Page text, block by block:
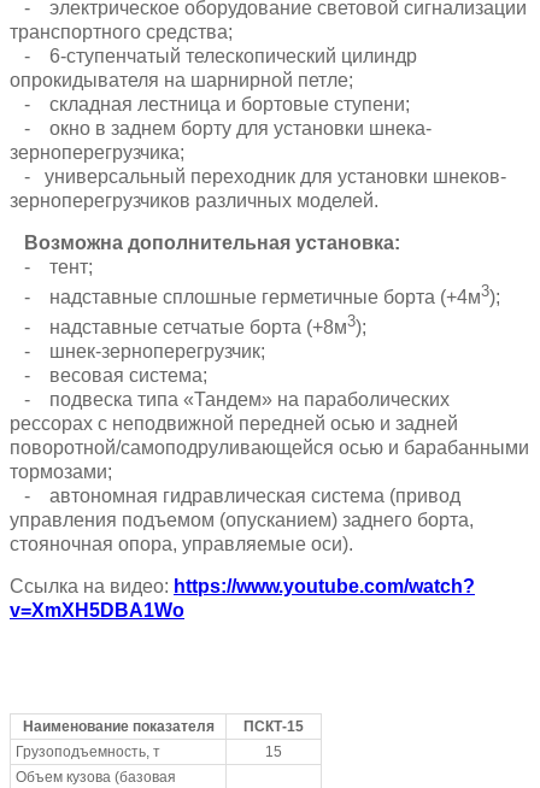
- электрическое оборудование световой сигнализации
транспортного средства;
- 6-ступенчатый телескопический цилиндр
опрокидывателя на шарнирной петле;
- складная лестница и бортовые ступени;
- окно в заднем борту для установки шнека-
зерноперегрузчика;
- универсальный переходник для установки шнеков-
зерноперегрузчиков различных моделей.
Возможна дополнительная установка:
- тент;
- надставные сплошные герметичные борта (+4м3);
- надставные сетчатые борта (+8м3);
- шнек-зерноперегрузчик;
- весовая система;
- подвеска типа «Тандем» на параболических
рессорах с неподвижной передней осью и задней
поворотной/самоподруливающейся осью и барабанными
тормозами;
- автономная гидравлическая система (привод
управления подъемом (опусканием) заднего борта,
стояночная опора, управляемые оси).
Ссылка на видео: https://www.youtube.com/watch?
v=XmXH5DBA1Wo
Наименование показателя
ПСКТ-15
Грузоподъемность, т
15
Объем кузова (базовая